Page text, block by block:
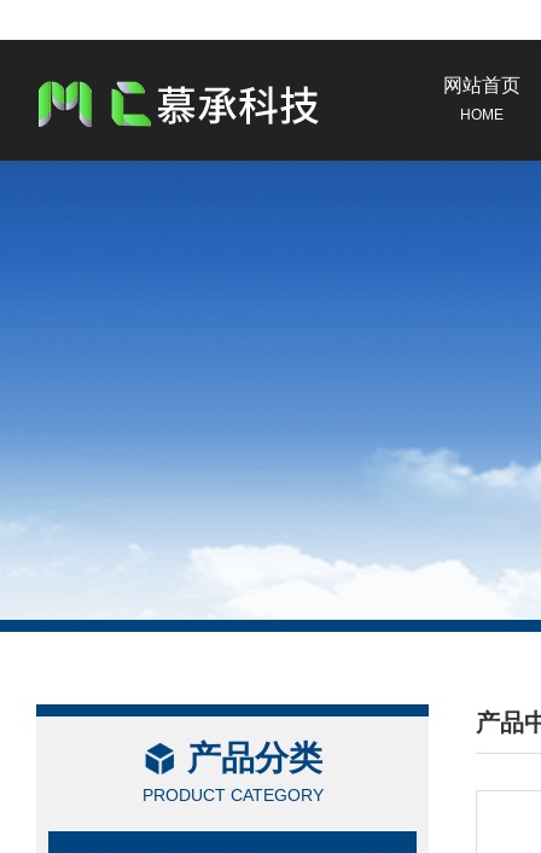
网站首页
HOME
产品分类
PRODUCT CATEGORY
产品
/